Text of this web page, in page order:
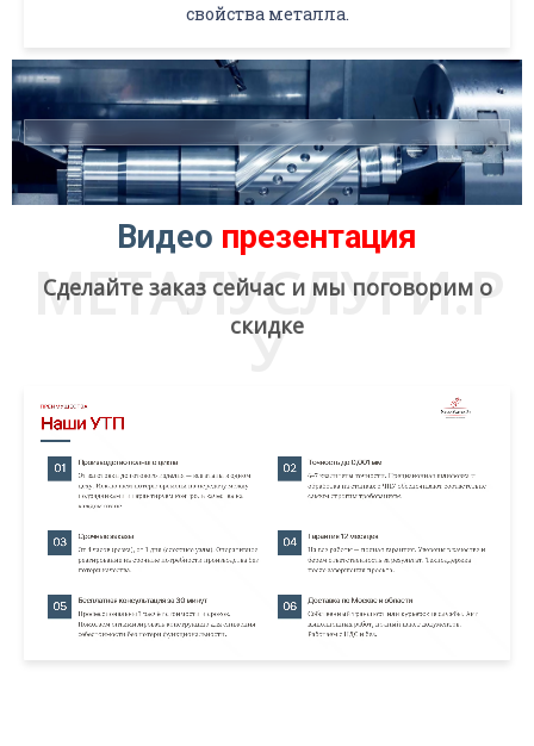
свойства металла.
МЕТАЛУСЛУГИ.Р
У
Видео презентация
Сделайте заказ сейчас и мы поговорим о
скидке